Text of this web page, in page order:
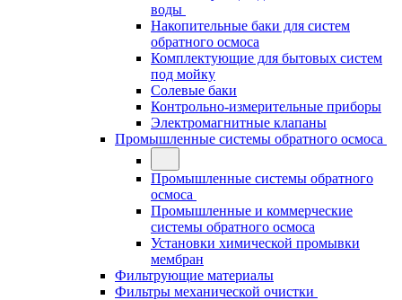
воды
Накопительные баки для систем
обратного осмоса
Комплектующие для бытовых систем
под мойку
Солевые баки
Контрольно-измерительные приборы
Электромагнитные клапаны
Промышленные системы обратного осмоса
Промышленные системы обратного
осмоса
Промышленные и коммерческие
системы обратного осмоса
Установки химической промывки
мембран
Фильтрующие материалы
Фильтры механической очистки